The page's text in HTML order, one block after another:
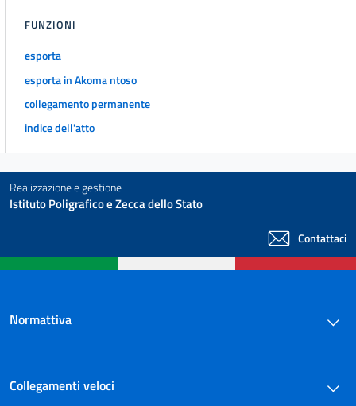
FUNZIONI
esporta
esporta in Akoma ntoso
collegamento permanente
indice dell'atto
Realizzazione e gestione
Istituto Poligrafico e Zecca dello Stato
Contattaci
Normattiva
Collegamenti veloci